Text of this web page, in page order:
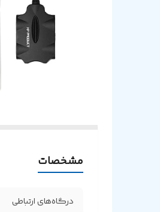
مشخصات
درگاه‌های ارتباطی